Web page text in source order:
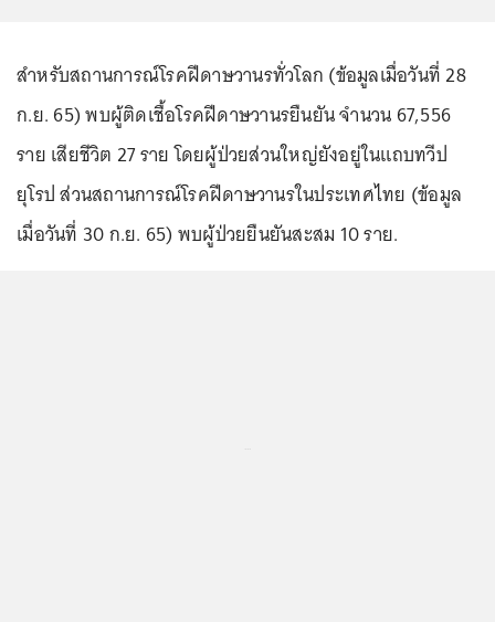
สำหรับสถานการณ์โรคฝีดาษวานรทั่วโลก (ข้อมูลเมื่อวันที่ 28
ก.ย. 65) พบผู้ติดเชื้อโรคฝีดาษวานรยืนยัน จำนวน 67,556
ราย เสียชีวิต 27 ราย โดยผู้ป่วยส่วนใหญ่ยังอยู่ในแถบทวีป
ยุโรป ส่วนสถานการณ์โรคฝีดาษวานรในประเทศไทย (ข้อมูล
เมื่อวันที่ 30 ก.ย. 65) พบผู้ป่วยยืนยันสะสม 10 ราย.